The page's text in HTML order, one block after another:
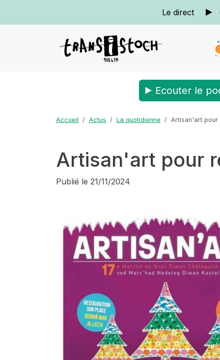
Le direct
Ecouter le
Accueil Actus La quotidienne Artisan'art pour
Artisan'art pour
Publié le 21/11/2024